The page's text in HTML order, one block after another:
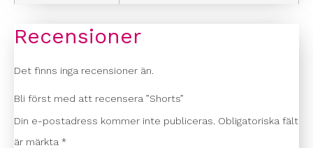
Recensioner
Det finns inga recensioner än.
Bli först med att recensera ”Shorts”
Din e-postadress kommer inte publiceras. Obligatoriska fält
är märkta *